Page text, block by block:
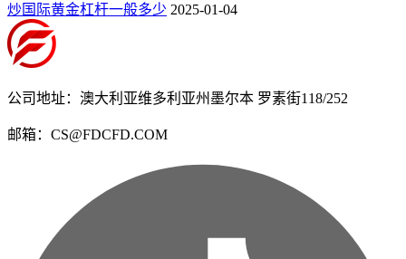
炒国际黄金杠杆一般多少 2025-01-04
公司地址：澳大利亚维多利亚州墨尔本 罗素街118/252
邮箱：CS@FDCFD.COM